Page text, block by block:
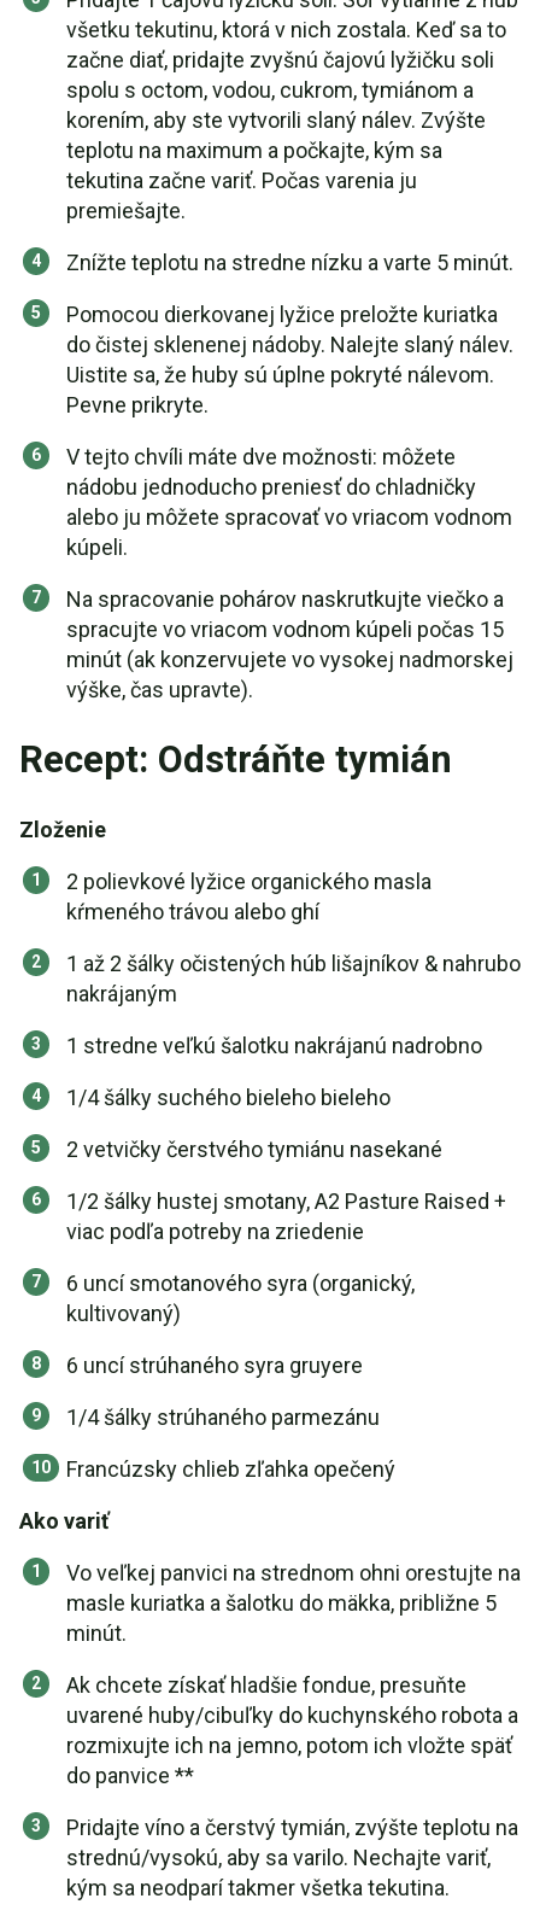
všetku tekutinu, ktorá v nich zostala. Keď sa to
začne diať, pridajte zvyšnú čajovú lyžičku soli
spolu s octom, vodou, cukrom, tymiánom a
korením, aby ste vytvorili slaný nálev. Zvýšte
teplotu na maximum a počkajte, kým sa
tekutina začne variť. Počas varenia ju
premiešajte.
Znížte teplotu na stredne nízku a varte 5 minút.
Pomocou dierkovanej lyžice preložte kuriatka
do čistej sklenenej nádoby. Nalejte slaný nálev.
Uistite sa, že huby sú úplne pokryté nálevom.
Pevne prikryte.
V tejto chvíli máte dve možnosti: môžete
nádobu jednoducho preniesť do chladničky
alebo ju môžete spracovať vo vriacom vodnom
kúpeli.
Na spracovanie pohárov naskrutkujte viečko a
spracujte vo vriacom vodnom kúpeli počas 15
minút (ak konzervujete vo vysokej nadmorskej
výške, čas upravte).
Recept: Odstráňte tymián
Zloženie
2 polievkové lyžice organického masla
kŕmeného trávou alebo ghí
1 až 2 šálky očistených húb lišajníkov & nahrubo
nakrájaným
1 stredne veľkú šalotku nakrájanú nadrobno
1/4 šálky suchého bieleho bieleho
2 vetvičky čerstvého tymiánu nasekané
1/2 šálky hustej smotany, A2 Pasture Raised +
viac podľa potreby na zriedenie
6 uncí smotanového syra (organický,
kultivovaný)
6 uncí strúhaného syra gruyere
1/4 šálky strúhaného parmezánu
Francúzsky chlieb zľahka opečený
Ako variť
Vo veľkej panvici na strednom ohni orestujte na
masle kuriatka a šalotku do mäkka, približne 5
minút.
Ak chcete získať hladšie fondue, presuňte
uvarené huby/cibuľky do kuchynského robota a
rozmixujte ich na jemno, potom ich vložte späť
do panvice **
Pridajte víno a čerstvý tymián, zvýšte teplotu na
strednú/vysokú, aby sa varilo. Nechajte variť,
kým sa neodparí takmer všetka tekutina.